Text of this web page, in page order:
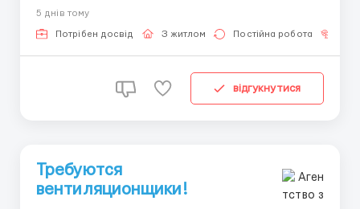
від 5,5 до 7 євро на годину; - Електромонтажники від
7 євро на годину. Офіційне працевлаштування.
5 днiв тому
Потрібен досвід З житлом Постійна робота
відгукнутися
Требуются
вентиляционщики!